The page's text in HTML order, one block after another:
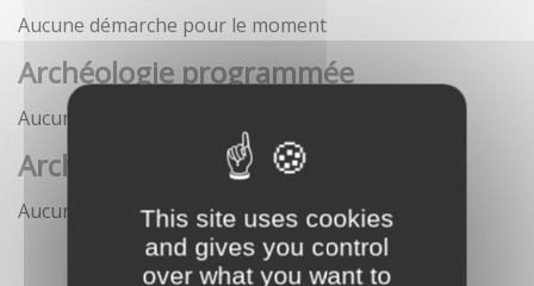
This site uses cookies
and gives you control
over what you want to
Aucune démarche pour le moment
Archéologie programmée
Aucune démarche pour le moment
Archéologie sous-marine
Aucune démarche pour le moment